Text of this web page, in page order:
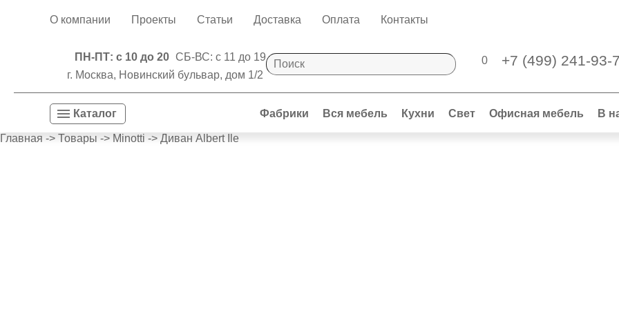
О компании Проекты Статьи Доставка Оплата Контакты
ПН-ПТ: с 10 до 20 СБ-ВС: с 11 до 19
г. Москва, Новинский бульвар, дом 1/2
0 +7 (499) 241-93-
Фабрики Вся мебель Кухни Свет Офисная мебель В
Каталог
Главная -> Товары -> Minotti -> Диван Albert Ile